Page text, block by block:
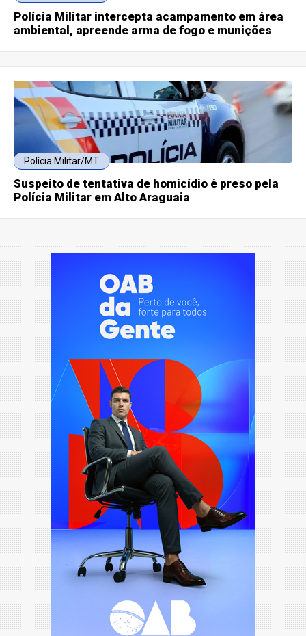
Polícia Militar intercepta acampamento em área
ambiental, apreende arma de fogo e munições
Polícia Militar/MT
Suspeito de tentativa de homicídio é preso pela
Polícia Militar em Alto Araguaia